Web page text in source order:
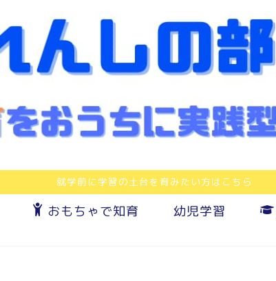
就学前に学習の土台を育みたい方はこちら
おもちゃで知育 幼児学習